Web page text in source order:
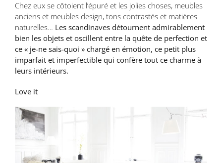
Chez eux se côtoient l’épuré et les jolies choses, meubles
anciens et meubles design, tons contrastés et matières
naturelles… Les scandinaves détournent admirablement
bien les objets et oscillent entre la quête de perfection et
ce « je-ne sais-quoi » chargé en émotion, ce petit plus
imparfait et imperfectible qui confère tout ce charme à
leurs intérieurs.
Love it